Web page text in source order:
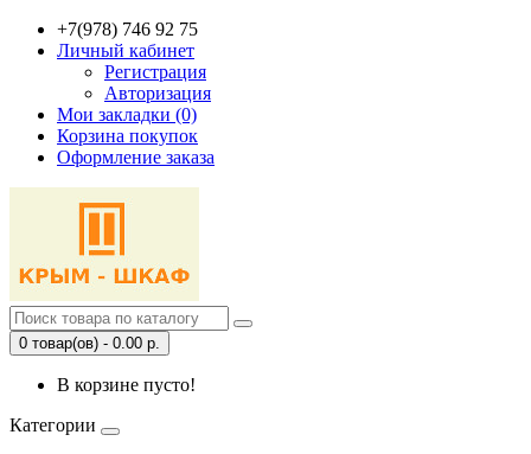
+7(978) 746 92 75
Личный кабинет
Регистрация
Авторизация
Мои закладки (0)
Корзина покупок
Оформление заказа
0 товар(ов) - 0.00 р.
В корзине пусто!
Категории